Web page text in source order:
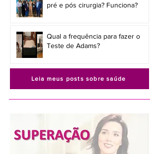
pré e pós cirurgia? Funciona?
Qual a frequência para fazer o
Teste de Adams?
Leia meus posts sobre saúde